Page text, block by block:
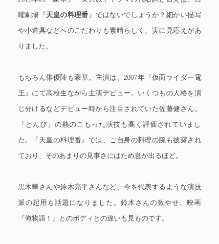
曜劇場『 天皇の料理番 』ではないでしょうか？細かい描写
や小道具などへのこだわりも素晴らしく、実に見応えがあ
りました。
もちろん俳優陣も豪華。主演は、2007年『仮面ライダー電
王』にて高校生ながら主演デビュー。いくつもの人格を演
じ分けるなどデビュー時から注目されていた佐藤健さん。
『とんび』の熱のこもった演技も高く評価されていまし
た。『天皇の料理番』では、ご自身の料理の腕も披露され
ており、そのあまりの見事さにはため息が出るほど。
黒木華さんや鈴木亮平さんなど、今を代表するような演技
派の起用も話題になりました。鈴木さんの激やせ、映画
『俺物語！』とのボディとの違いも見ものです。